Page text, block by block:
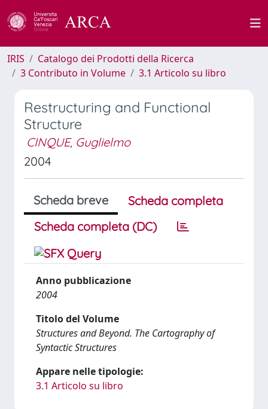
IRIS
Catalogo dei Prodotti della Ricerca
3 Contributo in Volume
3.1 Articolo su libro
Restructuring and Functional
Structure
CINQUE, Guglielmo
2004
Scheda breve
Scheda completa
Scheda completa (DC)
Anno pubblicazione
2004
Titolo del Volume
Structures and Beyond. The Cartography of
Syntactic Structures
Appare nelle tipologie:
3.1 Articolo su libro